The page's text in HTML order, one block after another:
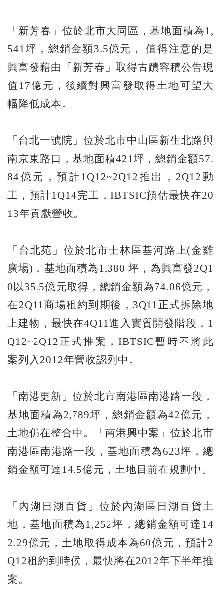
「新芳春」位於北市大同區，基地面積為1,
541坪，總銷金額3.5億元， 值得注意的是
興富發藉由「新芳春」取得古蹟容積公告現
值17億元，後續對興富發取得土地可望大
幅降低成本。
「台北一號院」位於北市中山區新生北路與
南京東路口，基地面積421坪，總銷金額57.
84億元，預計1Q12~2Q12推出，2Q12動
工，預計1Q14完工，IBTSIC預估最快在20
13年貢獻營收。
「台北苑」位於北市士林區基河路上(金雞
廣場)，基地面積為1,380 坪，為興富發2Q1
0以35.5億元取得，總銷金額為74.06億元，
在2Q11商場租約到期後，3Q11正式拆除地
上建物，最快在4Q11進入實質開發階段，1
Q12~2Q12正式推案，IBTSIC暫時不將此
案列入2012年營收認列中。
「南港更新」位於北市南港區南港路一段，
基地面積為2,789坪，總銷金額為42億元，
土地仍在整合中。「南港興中案」位於北市
南港區南港路一段，基地面積為623坪，總
銷金額可達14.5億元，土地目前在規劃中。
「內湖日湖百貨」位於內湖區日湖百貨土
地，基地面積為1,252坪，總銷金額可達14
2.29億元，土地取得成本為60億元，預計2
Q12租約到時候，最快將在2012年下半年推
案。